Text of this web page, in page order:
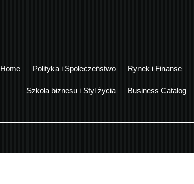
Home Polityka i Społeczeństwo Rynek i Finanse
Szkoła biznesu i Styl życia Business Catalog